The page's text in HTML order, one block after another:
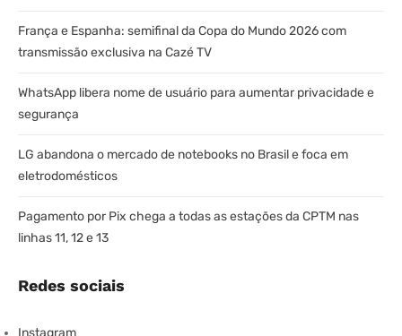
França e Espanha: semifinal da Copa do Mundo 2026 com
transmissão exclusiva na Cazé TV
WhatsApp libera nome de usuário para aumentar privacidade e
segurança
LG abandona o mercado de notebooks no Brasil e foca em
eletrodomésticos
Pagamento por Pix chega a todas as estações da CPTM nas
linhas 11, 12 e 13
Redes sociais
Instagram